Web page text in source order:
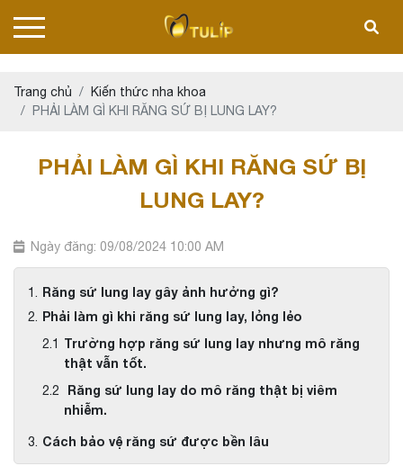
Trang chủ
Kiến thức nha khoa
PHẢI LÀM GÌ KHI RĂNG SỨ BỊ LUNG LAY?
PHẢI LÀM GÌ KHI RĂNG SỨ BỊ
LUNG LAY?
Ngày đăng: 09/08/2024 10:00 AM
Răng sứ lung lay gây ảnh hưởng gì?
Phải làm gì khi răng sứ lung lay, lỏng lẻo
Trường hợp răng sứ lung lay nhưng mô răng
thật vẫn tốt.
Răng sứ lung lay do mô răng thật bị viêm
nhiễm.
Cách bảo vệ răng sứ được bền lâu